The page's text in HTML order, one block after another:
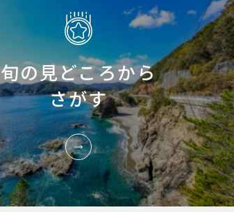
旬の見どころから
さがす